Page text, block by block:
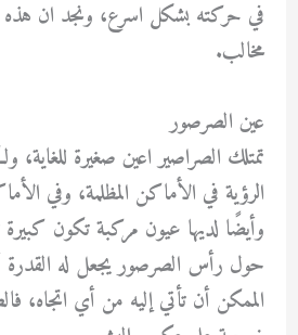
في حركته بشكل اسرع، ونجد ان هذه
مخالب.
عين الصرصور
تمتلك الصراصير اعين صغيرة للغاية،
الرؤية في الأماكن المظلمة، وفي
وأيضًا لديها عيون مركبة تكون
حول رأس الصرصور يجعل له
الممكن أن تأتي إليه من أي اتجاه،